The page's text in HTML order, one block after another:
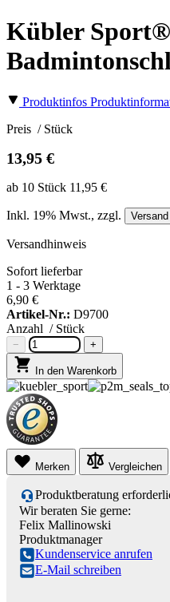
Kübler Sport®
Produktinfos
Preis / Stück
13,95 €
ab 10 Stück 11,95 €
Inkl. 19% Mwst., zzgl. Versand
Versandhinweis
Sofort lieferbar
1 - 3 Werktage
6,90 €
Artikel-Nr.: D9700
Anzahl / Stück
− +
In den Warenkorb
Merken Vergleichen
Produktberatung
Wir beraten Sie gerne:
Felix Mallinowski
Produktmanager
Kundenservice anrufen
E-Mail schreiben